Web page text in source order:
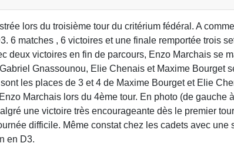
lors du troisième tour du critérium fédéral. A
6 matches , 6 victoires et une finale remportée trois
deux victoires en fin de parcours, Enzo Marchais se
Gnassounou, Elie Chenais et Maxime Bourget
les places de 3 et 4 de Maxime Bourget et Elie
Marchais lors du 4ème tour. En photo (de gauche
une victoire très encourageante dès le premier
difficile. Même constat chez les cadets avec une
en D3.